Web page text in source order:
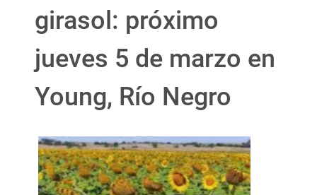
girasol: próximo
jueves 5 de marzo en
Young, Río Negro